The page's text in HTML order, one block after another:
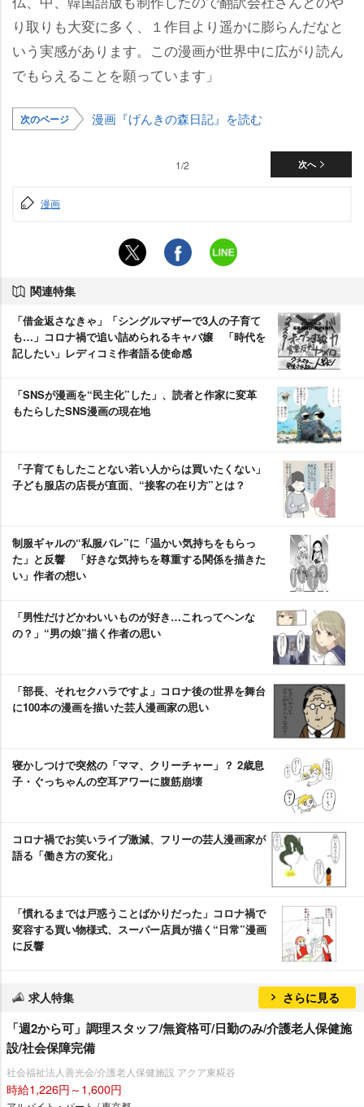
り取りも大変に多く、１作目より遥かに膨らんだなと
いう実感があります。この漫画が世界中に広がり読ん
でもらえることを願っています」
次のページ 漫画『げんきの森日記』を読む
次へ
1/2
漫画
関連特集
「借金返さなきゃ」「シングルマザーで3人の子育て
も…」コロナ禍で追い詰められるキャバ嬢 「時代を
記したい」レディコミ作者語る使命感
「SNSが漫画を“民主化”した」、読者と作家に変革
もたらしたSNS漫画の現在地
「子育てもしたことない若い人からは買いたくない」
子ども服店の店長が直面、“接客の在り方”とは？
制服ギャルの“私服バレ”に「温かい気持ちをもらっ
た」と反響 「好きな気持ちを尊重する関係を描きた
い」作者の想い
「男性だけどかわいいものが好き…これってヘンな
の？」“男の娘”描く作者の思い
「部長、それセクハラですよ」コロナ後の世界を舞台
に100本の漫画を描いた芸人漫画家の思い
寝かしつけで突然の「ママ、クリーチャー」？ 2歳息
子・ぐっちゃんの空耳アワーに腹筋崩壊
コロナ禍でお笑いライブ激減、フリーの芸人漫画家が
語る「働き方の変化」
「慣れるまでは戸惑うことばかりだった」コロナ禍で
変容する買い物様式、スーパー店員が描く“日常”漫画
に反響
求人特集 さらに見る
「週2から可」調理スタッフ/無資格可/日勤のみ/介護老人保健施
設/社会保障完備
社会福祉法人善光会/介護老人保健施設 アクア東糀谷
時給1,226円～1,600円